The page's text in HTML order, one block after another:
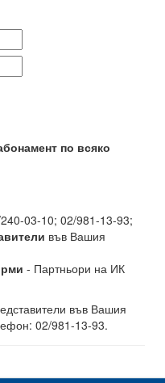
по всяко
03-10; 02/981-13-93;
във Вашия
- Партньори на ИК
във Вашия
02/981-13-93.